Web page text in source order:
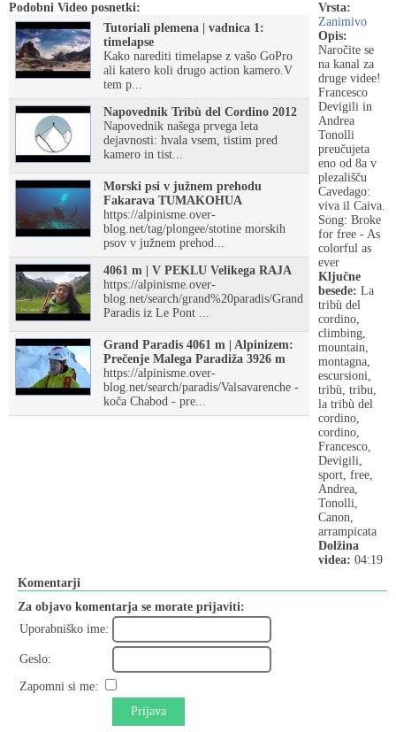
Podobni Video posnetki:
Tutoriali plemena | vadnica 1:
timelapse
Kako narediti timelapse z vašo GoPro
ali katero koli drugo action kamero.V
tem p...
Napovednik Tribù del Cordino 2012
Napovednik našega prvega leta
dejavnosti: hvala vsem, tistim pred
kamero in tist...
Morski psi v južnem prehodu
Fakarava TUMAKOHUA
https://alpinisme.over-
blog.net/tag/plongee/stotine morskih
psov v južnem prehod...
4061 m | V PEKLU Velikega RAJA
https://alpinisme.over-
blog.net/search/grand%20paradis/Grand
Paradis iz Le Pont ...
Grand Paradis 4061 m | Alpinizem:
Prečenje Malega Paradiža 3926 m
https://alpinisme.over-
blog.net/search/paradis/Valsavarenche -
koča Chabod - pre...
Vrsta:
Zanimivo
Opis:
Naročite se
na kanal za
druge videe!
Francesco
Devigili in
Andrea
Tonolli
preučujeta
eno od 8a v
plezališču
Cavedago:
viva il Caiva.
Song: Broke
for free - As
colorful as
ever
Ključne
besede: La
tribù del
cordino,
climbing,
mountain,
montagna,
escursioni,
tribù, tribu,
la tribù del
cordino,
cordino,
Francesco,
Devigili,
sport, free,
Andrea,
Tonolli,
Canon,
arrampicata
Dolžina
videa: 04:19
Komentarji
Za objavo komentarja se morate prijaviti:
Uporabniško ime:
Geslo:
Zapomni si me:
Prijava